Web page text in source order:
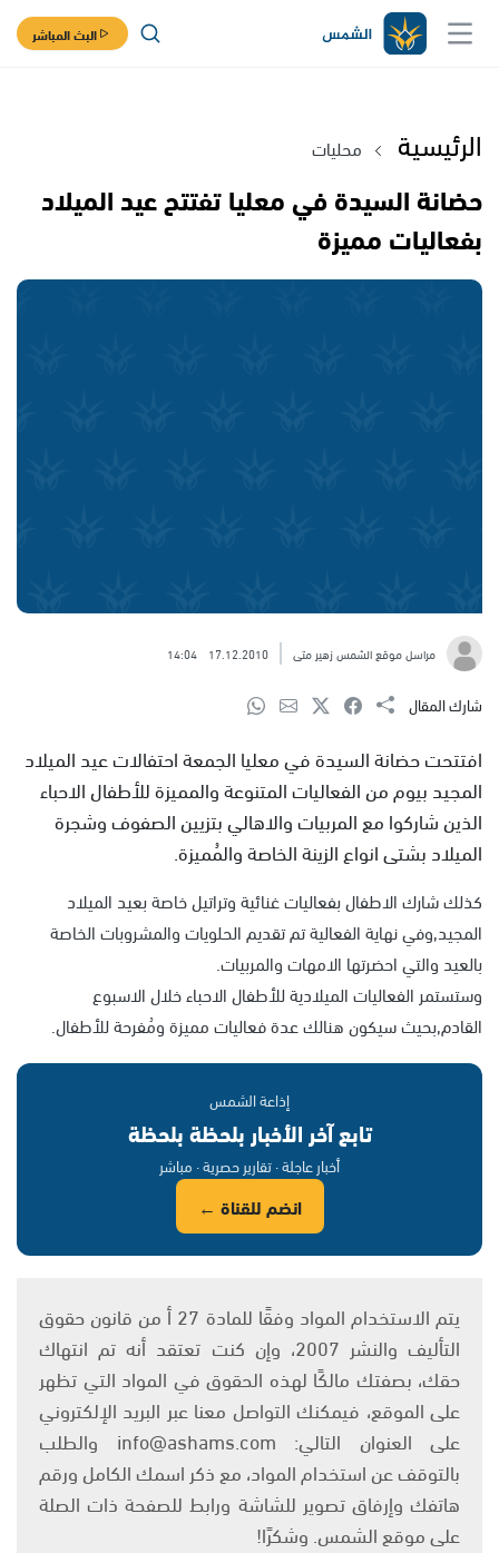
البث المباشر
الرئيسية محليات
حضانة السيدة في معليا تفتتح عيد الميلاد
بفعاليات مميزة
مراسل موقع الشمس زهير متى 17.12.2010
14:04
شارك المقال
افتتحت حضانة السيدة في معليا الجمعة احتفالات عيد الميلاد
المجيد بيوم من الفعاليات المتنوعة والمميزة للأطفال الاحباء
الذين شاركوا مع المربيات والاهالي بتزيين الصفوف وشجرة
الميلاد بشتى انواع الزينة الخاصة والمُميزة.
كذلك شارك الاطفال بفعاليات غنائية وتراتيل خاصة بعيد الميلاد
المجيد,وفي نهاية الفعالية تم تقديم الحلويات والمشروبات الخاصة
بالعيد والتي احضرتها الامهات والمربيات.
وستستمر الفعاليات الميلادية للأطفال الاحباء خلال الاسبوع
القادم,بحيث سيكون هنالك عدة فعاليات مميزة ومُفرحة للأطفال.
إذاعة الشمس
تابع آخر الأخبار بلحظة بلحظة
أخبار عاجلة · تقارير حصرية · مباشر
انضم للقناة ←
يتم الاستخدام المواد وفقًا للمادة 27 أ من قانون حقوق
التأليف والنشر 2007، وإن كنت تعتقد أنه تم انتهاك
حقك، بصفتك مالكًا لهذه الحقوق في المواد التي تظهر
على الموقع، فيمكنك التواصل معنا عبر البريد الإلكتروني
على العنوان التالي: info@ashams.com والطلب
بالتوقف عن استخدام المواد، مع ذكر اسمك الكامل ورقم
هاتفك وإرفاق تصوير للشاشة ورابط للصفحة ذات الصلة
على موقع الشمس. وشكرًا!